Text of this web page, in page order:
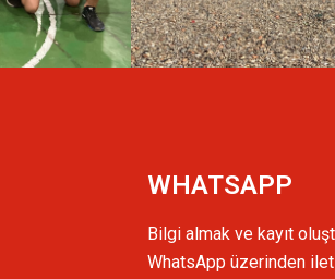
WHATSAPP
Bilgi almak ve kayıt
WhatsApp üzerinden